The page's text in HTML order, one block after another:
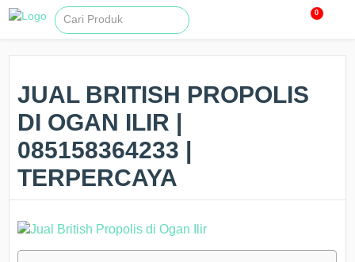
0
JUAL BRITISH PROPOLIS
DI OGAN ILIR |
085158364233 |
TERPERCAYA